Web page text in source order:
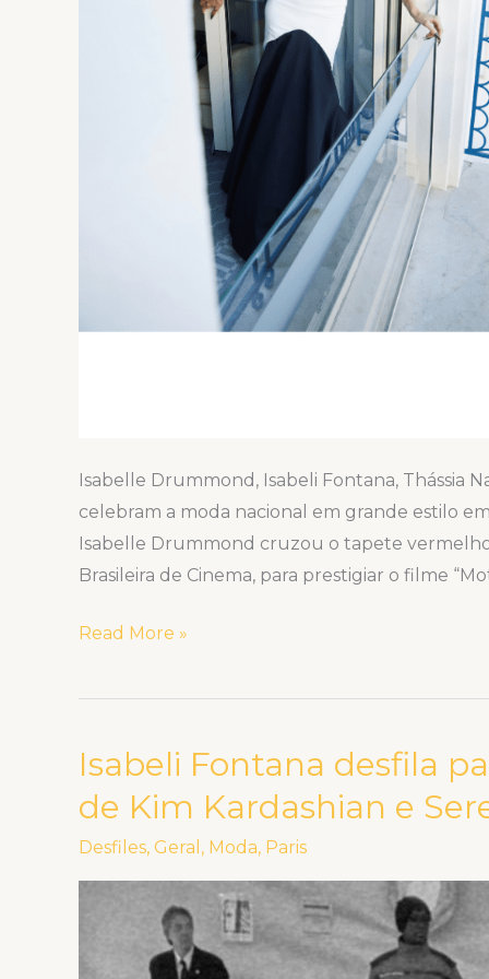
Isabelle Drummond, Isabeli Fontana, Thássia
celebram a moda nacional em grande estilo
Isabelle Drummond cruzou o tapete vermelho
Brasileira de Cinema, para prestigiar o filme
Read More »
Isabeli Fontana desfila
de Kim Kardashian e
Desfiles, Geral , Moda, Paris
Isabeli
desfila
para
Balenciaga